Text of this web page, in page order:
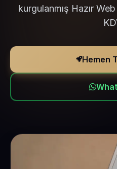
kurgulanmış Hazır
Hemen